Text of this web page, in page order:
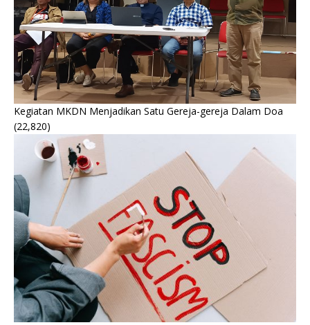
Kegiatan MKDN Menjadikan Satu Gereja-gereja Dalam Doa
(22,820)